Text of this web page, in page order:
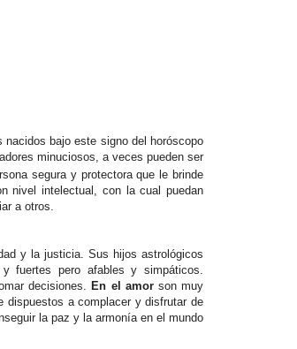
nacidos bajo este signo del horóscopo
minuciosos, a veces pueden ser
segura y protectora que le brinde
nivel intelectual, con la cual puedan
a otros.
y la justicia. Sus hijos astrológicos
fuertes pero afables y simpáticos.
decisiones. En el amorson muy
dispuestos a complacer y disfrutar de
la paz y la armonía en el mundo